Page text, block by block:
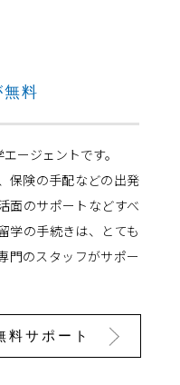
料
ージェントです。
保険の手配などの出発
面のサポートなどすべ
学の手続きは、とても
門のスタッフがサポー
料サポート